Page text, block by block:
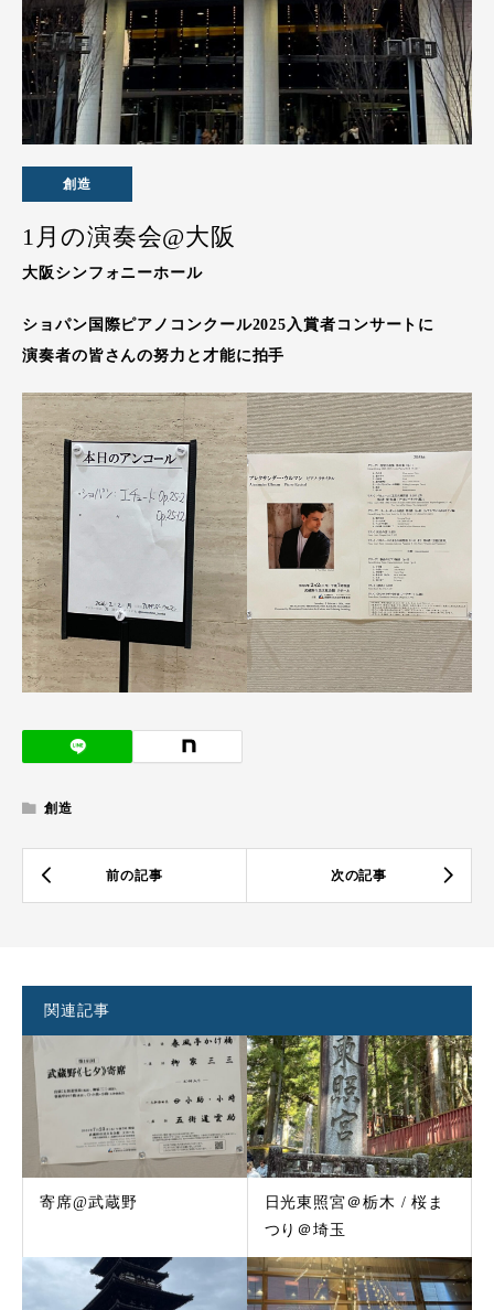
創造
1月の演奏会@大阪
大阪シンフォニーホール
ショパン国際ピアノコンクール2025入賞者コンサートに
演奏者の皆さんの努力と才能に拍手
創造
関連記事
寄席@武蔵野
日光東照宮＠栃木 / 桜ま
つり＠埼玉